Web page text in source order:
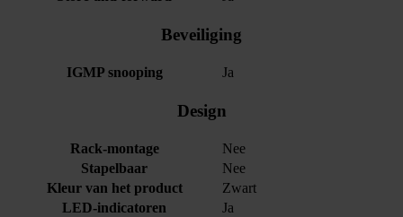
Beveiliging
IGMP snooping Ja
Design
Rack-montage
Nee
Stapelbaar
Nee
Kleur van het product
Zwart
LED-indicatoren
Ja